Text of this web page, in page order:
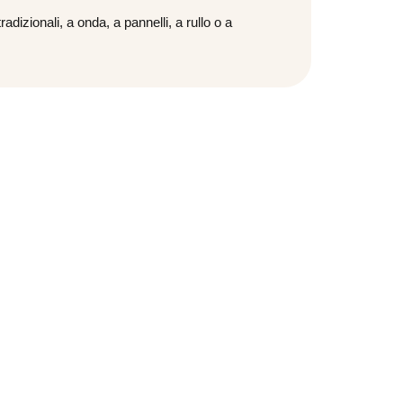
a onda, a pannelli, a rullo o a